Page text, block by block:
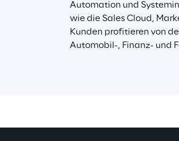
Automation und
wie die Sales Cloud,
Kunden profitieren von
Automobil-, Finanz- und